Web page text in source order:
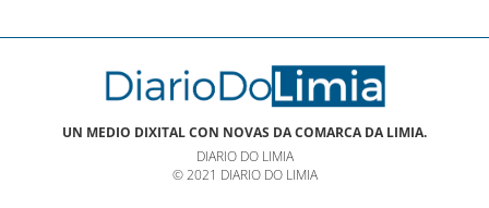
UN MEDIO DIXITAL CON NOVAS DA COMARCA DA LIMIA.
DIARIO DO LIMIA
© 2021 DIARIO DO LIMIA